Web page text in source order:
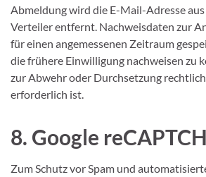
Abmeldung wird die E-Mail-Adresse
Verteiler entfernt. Nachweisdaten zur
für einen angemessenen Zeitraum
die frühere Einwilligung nachweisen zu
zur Abwehr oder Durchsetzung
erforderlich ist.
8. Google
Zum Schutz vor Spam und